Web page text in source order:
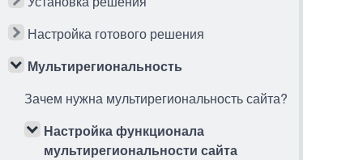
Настройка готового решения
Мультирегиональность
Зачем нужна мультирегиональность сайта?
Настройка функционала
мультирегиональности сайта